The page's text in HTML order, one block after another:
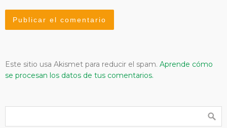
Este sitio usa Akismet para reducir el spam. Aprende cómo
se procesan los datos de tus comentarios.